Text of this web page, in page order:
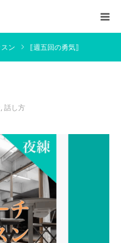
ン ⟦週五回の勇気⟧
, 話し方